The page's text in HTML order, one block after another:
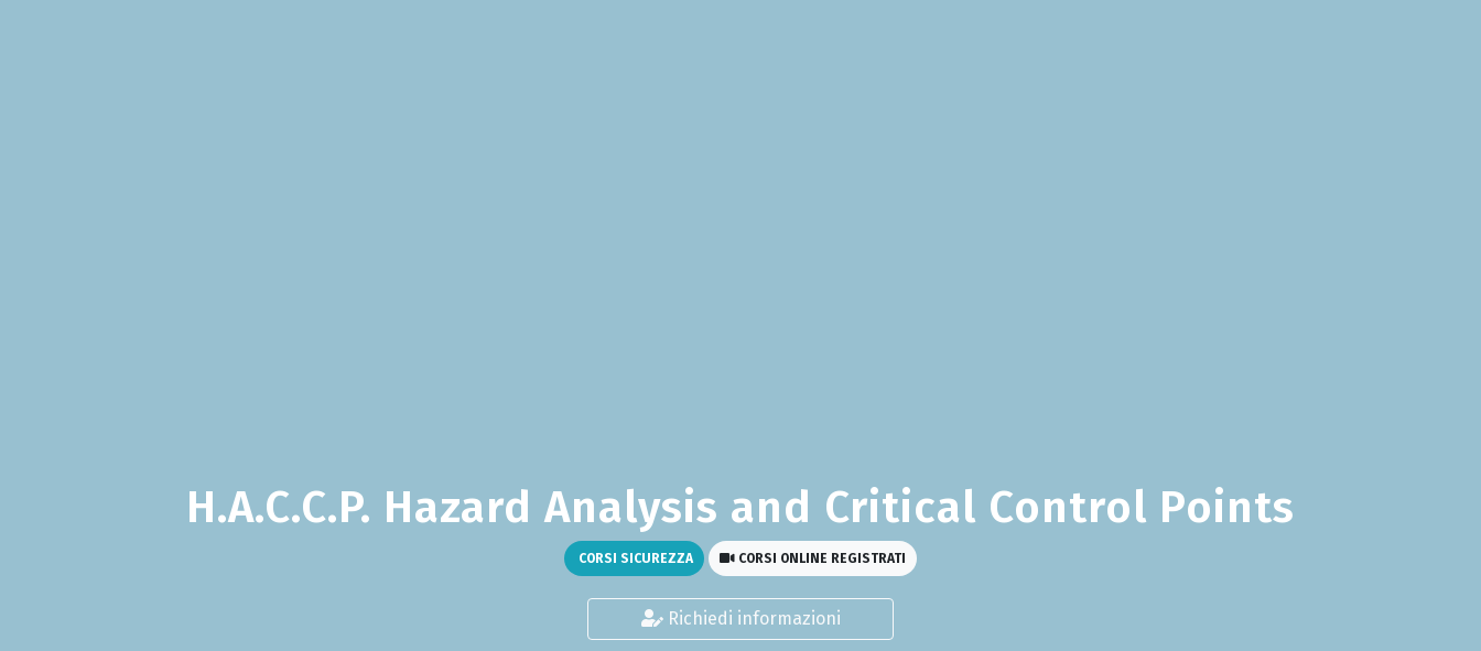
H.A.C.C.P. Hazard Analysis and Critical Control Points
CORSI SICUREZZA CORSI ONLINE REGISTRATI
Richiedi informazioni